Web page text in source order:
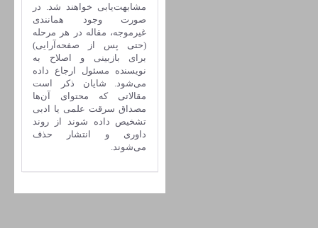
مشابهت‌یابی خواهند شد. در
صورت وجود همانندی
غیرموجه، مقاله در هر مرحله
(حتی پس از صفحه‌آرایی)
برای بازبینی و اصلاح به
نویسنده مسئول ارجاع داده
می‌شود. شایان ذکر است
مقالاتی که محتوای آن‌ها
مصداق سرقت علمی یا ادبی
تشخیص داده شوند از روند
داوری و انتشار حذف
می‌شوند.